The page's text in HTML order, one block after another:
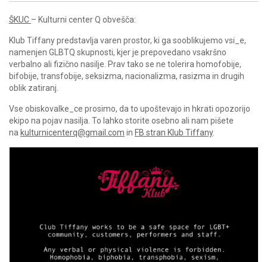
ŠKUC – Kulturni center Q obvešča:
Klub Tiffany predstavlja varen prostor, ki ga sooblikujemo vsi_e,
namenjen GLBTQ skupnosti, kjer je prepovedano vsakršno
verbalno ali fizično nasilje. Prav tako se ne tolerira homofobije,
bifobije, transfobije, seksizma, nacionalizma, rasizma in drugih
oblik zatiranj.
Vse obiskovalke_ce prosimo, da to upoštevajo in hkrati opozorijo
ekipo na pojav nasilja. To lahko storite osebno ali nam pišete
na kulturnicenterq@gmail.com in FB stran Klub Tiffany.